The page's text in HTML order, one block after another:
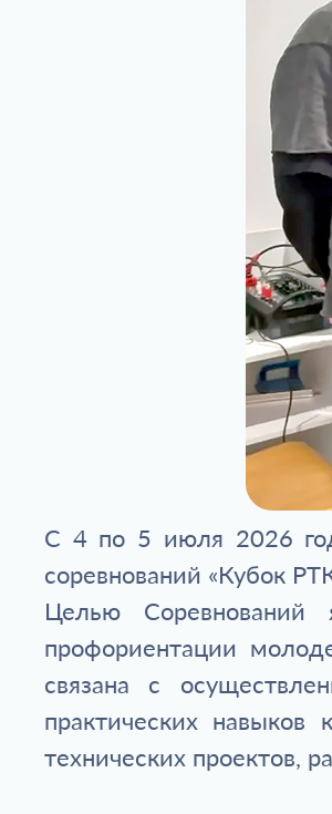
С 4 по 5 июля 2026
соревнований «Кубок
Целью Соревнований
профориентации
связана с
практических навыков
технических проектов,